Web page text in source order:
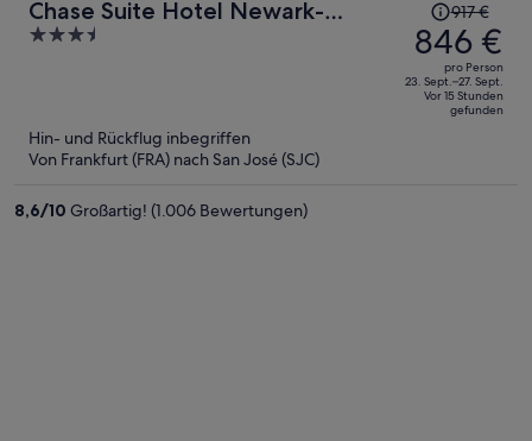
Chase Suite Hotel Newark-
Fremont
3.5
Der
Preis
betrug
917 €,
jetzt
917 €
846 €
pro Person
23. Sept.–27. Sept.
Vor 15 Stunden
gefunden
Hin- und Rückflug inbegriffen
Von Frankfurt (FRA) nach San José (SJC)
8,6/10 Großartig! (1.006 Bewertungen)